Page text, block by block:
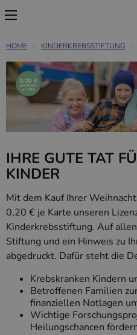
HOME KINDERKREBSSTIFTUNG
IHRE GUTE TAT
KINDER
Mit dem Kauf Ihrer
0,20 € je Karte unseren
Kinderkrebsstiftung. Auf
Stiftung und ein Hinweis zu
abgedruckt. Dafür steht die
Krebskranken Kindern
Betroffenen Familien
finanziellen Notlagen
Wichtige
Heilungschancen